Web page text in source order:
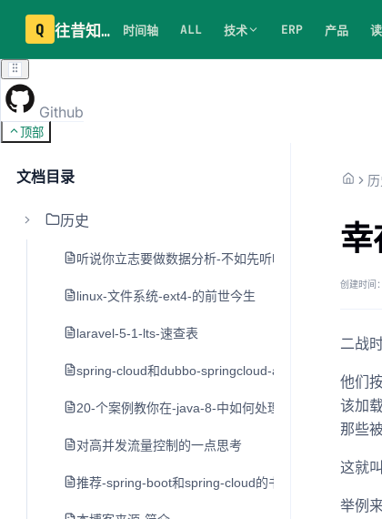
Q 往昔知识库 时间轴 ALL 技术 ERP 产品
Github
顶部
文档目录
历史
听说你立志要做数据分析-不如先听听老司机的建议
linux-文件系统-ext4-的前世今生
laravel-5-1-lts-速查表
spring-cloud和dubbo-springcloud-alibaba
20-个案例教你在-java-8-中如何处理日期和时间
对高并发流量控制的一点思考
推荐-spring-boot和spring-cloud的书
幸
创建时间
二战
他们
该加
那些
这就
举例